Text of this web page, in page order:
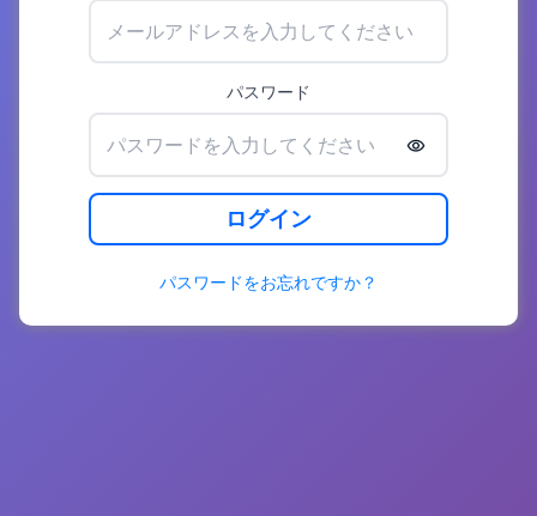
パスワード
ログイン
パスワードをお忘れですか？